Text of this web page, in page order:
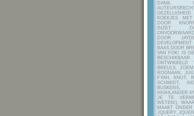
DANK,
KOEKJES
DOOR
INZET
DOOR
BAAS DOOR
VAN FOK! IS
BREULS,
ROONAAN,
FYAH, KNUT,
SCHMIDT,
HIGHLANDER
JE TE
WETEN!),
MAAKT ONDER
JQUERY,